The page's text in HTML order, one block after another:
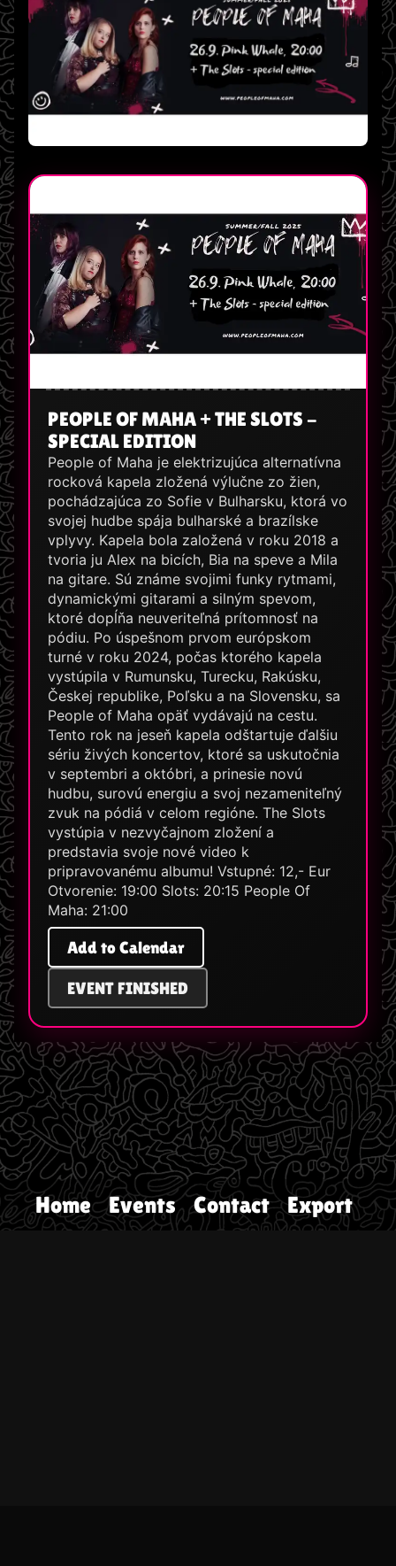
PEOPLE OF MAHA + THE SLOTS -
SPECIAL EDITION
People of Maha je elektrizujúca alternatívna
rocková kapela zložená výlučne zo žien,
pochádzajúca zo Sofie v Bulharsku, ktorá vo
svojej hudbe spája bulharské a brazílske
vplyvy. Kapela bola založená v roku 2018 a
tvoria ju Alex na bicích, Bia na speve a Mila
na gitare. Sú známe svojimi funky rytmami,
dynamickými gitarami a silným spevom,
ktoré dopĺňa neuveriteľná prítomnosť na
pódiu. Po úspešnom prvom európskom
turné v roku 2024, počas ktorého kapela
vystúpila v Rumunsku, Turecku, Rakúsku,
Českej republike, Poľsku a na Slovensku, sa
People of Maha opäť vydávajú na cestu.
Tento rok na jeseň kapela odštartuje ďalšiu
sériu živých koncertov, ktoré sa uskutočnia
v septembri a októbri, a prinesie novú
hudbu, surovú energiu a svoj nezameniteľný
zvuk na pódiá v celom regióne. The Slots
vystúpia v nezvyčajnom zložení a
predstavia svoje nové video k
pripravovanému albumu! Vstupné: 12,- Eur
Otvorenie: 19:00 Slots: 20:15 People Of
Maha: 21:00
Add to Calendar
EVENT FINISHED
Home Events Contact Export